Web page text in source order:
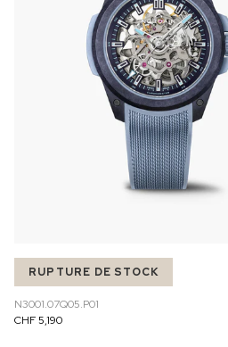
RUPTURE DE STOCK
N3001.07Q05.P01
CHF 5,190